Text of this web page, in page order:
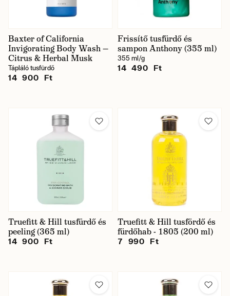
Baxter of California
Invigorating Body Wash —
Citrus & Herbal Musk
Tápláló tusfürdő
14 900 Ft
Frissítő tusfürdő és
sampon Anthony (355 ml)
355 ml/g
14 490 Ft
Truefitt & Hill tusfürdő és
peeling (365 ml)
14 900 Ft
Truefitt & Hill tusfördő és
fürdőhab - 1805 (200 ml)
7 990 Ft